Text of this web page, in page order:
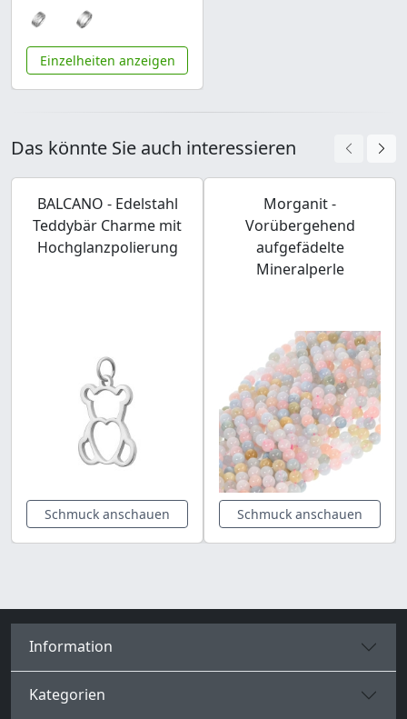
Einzelheiten anzeigen
Das könnte Sie auch interessieren
BALCANO - Edelstahl
Teddybär Charme mit
Hochglanzpolierung
Schmuck anschauen
Morganit -
Vorübergehend
aufgefädelte
Mineralperle
Schmuck anschauen
Information
Kategorien